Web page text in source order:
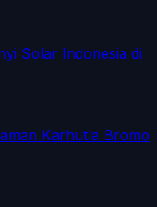
Solar Indonesia di
Karhutla Bromo